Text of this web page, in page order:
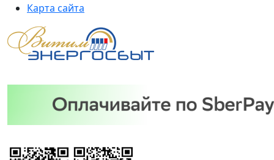
Карта сайта